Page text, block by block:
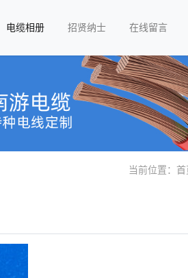
电缆相册 招贤纳士 在线留言
当前位置： 首